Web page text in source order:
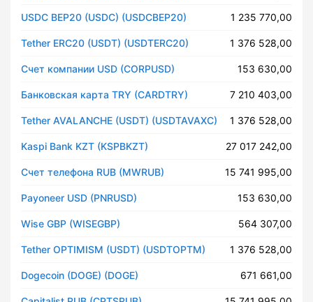
USDC BEP20 (USDC) (USDCBEP20) 1 235 770,00
Tether ERC20 (USDT) (USDTERC20) 1 376 528,00
Счет компании USD (CORPUSD) 153 630,00
Банковская карта TRY (CARDTRY) 7 210 403,00
Tether AVALANCHE (USDT) (USDTAVAXC) 1 376 528,00
Kaspi Bank KZT (KSPBKZT) 27 017 242,00
Счет телефона RUB (MWRUB) 15 741 995,00
Payoneer USD (PNRUSD) 153 630,00
Wise GBP (WISEGBP) 564 307,00
Tether OPTIMISM (USDT) (USDTOPTM) 1 376 528,00
Dogecoin (DOGE) (DOGE) 671 661,00